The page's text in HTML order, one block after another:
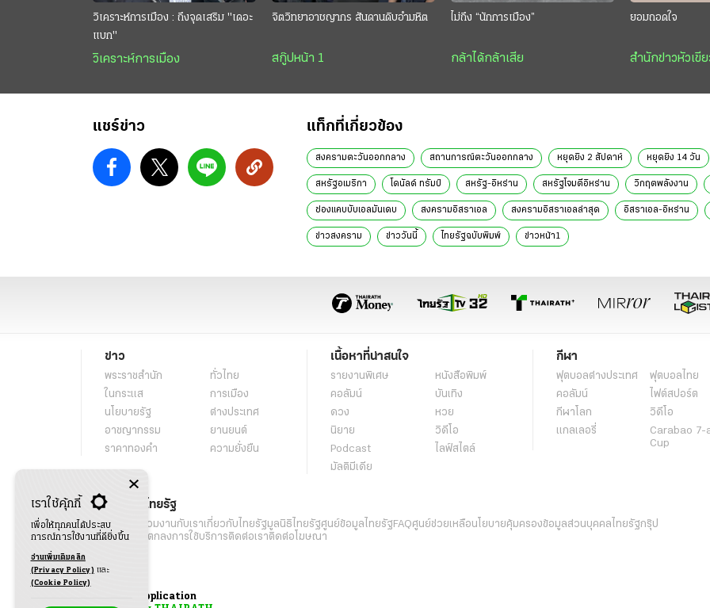
วิเคราะห์การเมือง : ถึงจุดเสริม "เดอะ
แบก"
วิเคราะห์การเมือง
จิตวิทยาอาชญากร สันดานดิบอำมหิต
สกู๊ปหน้า 1
ไม่ถึง “นักการเมือง”
กล้าได้กล้าเสีย
ยอมถอดใจ
สำนักข่าวหัวเขีย
แชร์ข่าว แท็กที่เกี่ยวข้อง
สงครามตะวันออกกลาง สถานการณ์ตะวันออกกลาง หยุดยิง 2 สัปดาห์ หยุดยิง 14 วัน
สหรัฐอเมริกา โดนัลด์ ทรัมป์ สหรัฐ-อิหร่าน สหรัฐโจมตีอิหร่าน วิกฤตพลังงาน
ช่องแคบบับเอลมันเดบ สงครามอิสราเอล สงครามอิสราเอลล่าสุด อิสราเอล-อิหร่าน
ข่าวสงคราม ข่าววันนี้ ไทยรัฐฉบับพิมพ์ ข่าวหน้า1
ข่าว
พระราชสำนัก
ทั่วไทย
ในกระแส
การเมือง
นโยบายรัฐ
ต่างประเทศ
อาชญากรรม
ยานยนต์
ราคาทองคำ
ความยั่งยืน
เนื้อหาที่น่าสนใจ
รายงานพิเศษ
หนังสือพิมพ์
คอลัมน์
บันเทิง
ดวง
หวย
นิยาย
วิดีโอ
Podcast
ไลฟ์สไตล์
มัลติมีเดีย
กีฬา
ฟุตบอลต่่างประเทศ
ฟุตบอลไทย
คอลัมน์
ไฟต์สปอร์ต
กีฬาโลก
วิดีโอ
แกลเลอรี่
Carabao 7-
Cup
เกี่ยวกับไทยรัฐ
กิจกรรม ร่วมงานกับเราเกี่ยวกับไทยรัฐมูลนิธิไทยรัฐศูนย์ข้อมูลไทยรัฐFAQศูนย์ช่วยเหลือนโยบายคุ้มครองข้อมูลส่วนบุคคลไทยรัฐกรุ๊ป
เงื่อนไขข้อตกลงการใช้บริการติดต่อเราติดต่อโฆษณา
Application
เราใช้คุ้กกี้
เพื่อให้ทุกคนได้ประสบ
การณ์การใช้งานที่ดียิ่งขึ้น
อ่านเพิ่มเติมคลิก
(Privacy Policy) และ
(Cookie Policy)